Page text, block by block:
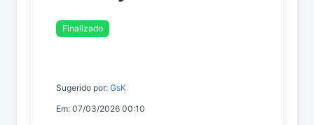
Finalizado
Sugerido por: GsK
Em: 07/03/2026 00:10